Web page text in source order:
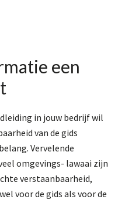
een
in jouw bedrijf wil
van de gids
Vervelende
omgevings- lawaai zijn
verstaanbaarheid,
voor de gids als voor de